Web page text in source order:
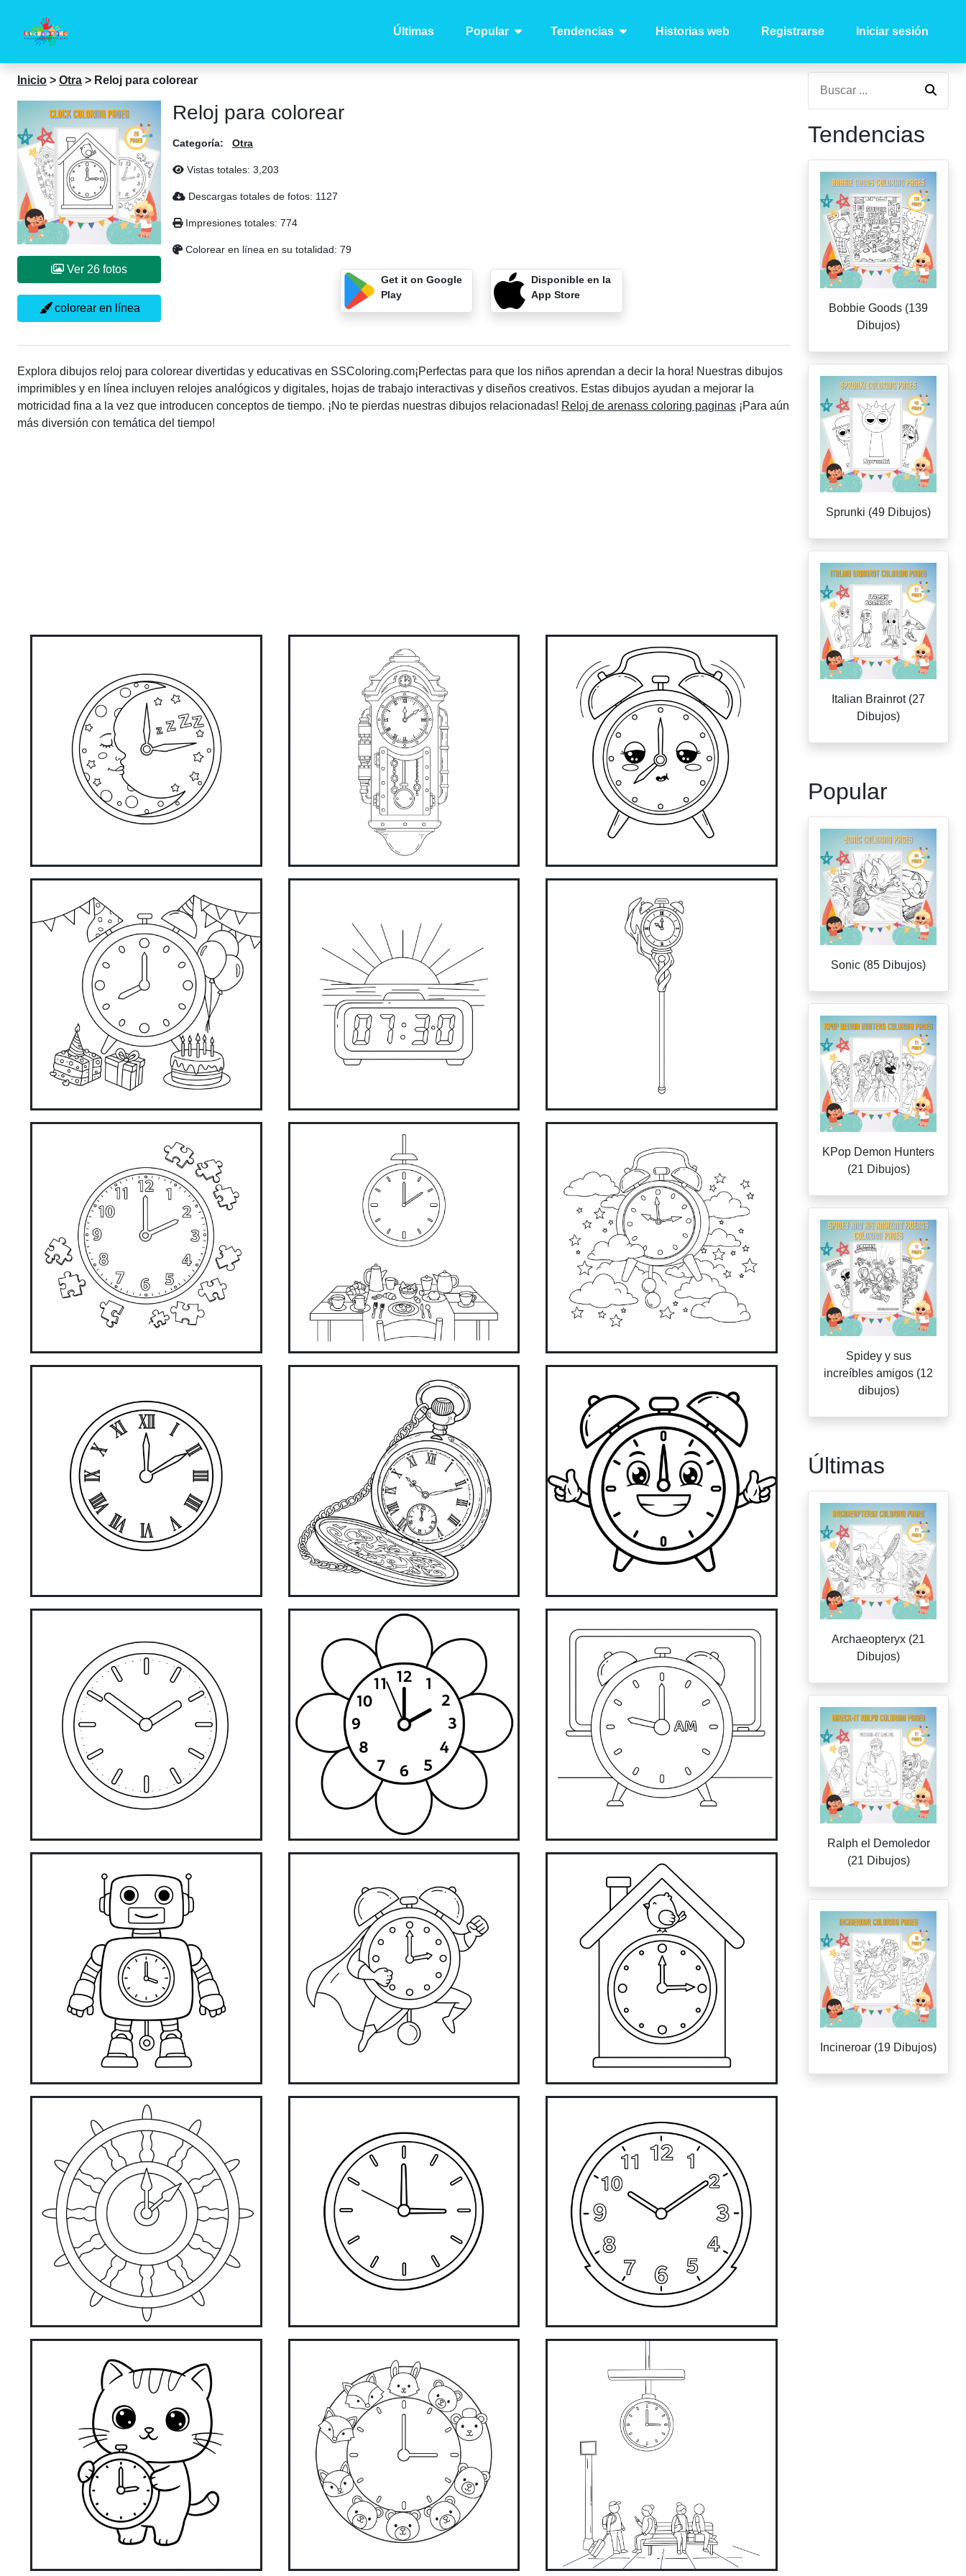
Últimas Popular Tendencias Historias web Registrarse Iniciar sesión
Inicio > Otra > Reloj para colorear
Ver 26 fotos
colorear en línea
Reloj para colorear
Categoría: Otra
Vistas totales: 3,203
Descargas totales de fotos: 1127
Impresiones totales: 774
Colorear en línea en su totalidad: 79
Get it on Google
Play
Disponible en la
App Store
Explora dibujos reloj para colorear divertidas y educativas en SSColoring.com¡Perfectas para que los niños aprendan a decir la hora! Nuestras dibujos
imprimibles y en línea incluyen relojes analógicos y digitales, hojas de trabajo interactivas y diseños creativos. Estas dibujos ayudan a mejorar la
motricidad fina a la vez que introducen conceptos de tiempo. ¡No te pierdas nuestras dibujos relacionadas! Reloj de arenass coloring paginas ¡Para aún
más diversión con temática del tiempo!
Tendencias
Bobbie Goods (139
Dibujos)
Sprunki (49 Dibujos)
Italian Brainrot (27
Dibujos)
Popular
Sonic (85 Dibujos)
KPop Demon Hunters
(21 Dibujos)
Spidey y sus
increíbles amigos (12
dibujos)
Últimas
Archaeopteryx (21
Dibujos)
Ralph el Demoledor
(21 Dibujos)
Incineroar (19 Dibujos)